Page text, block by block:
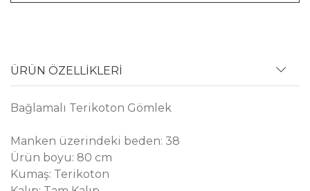
ÜRÜN ÖZELLİKLERİ
Bağlamalı Terikoton Gömlek
Manken üzerindeki beden: 38
Ürün boyu: 80 cm
Kumaş: Terikoton